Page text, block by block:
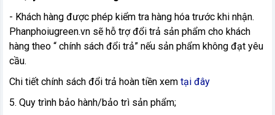
- Khách hàng được phép kiểm tra hàng hóa trước khi nhận.
Phanphoiugreen.vn sẽ hỗ trợ đổi trả sản phẩm cho khách
hàng theo “ chính sách đổi trả” nếu sản phẩm không đạt yêu
cầu.
Chi tiết chính sách đổi trả hoàn tiền xem tại đây
5. Quy trình bảo hành/bảo trì sản phẩm;